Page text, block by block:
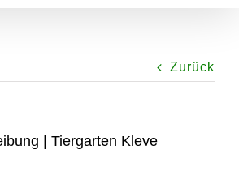
Zurück
| Tiergarten Kleve